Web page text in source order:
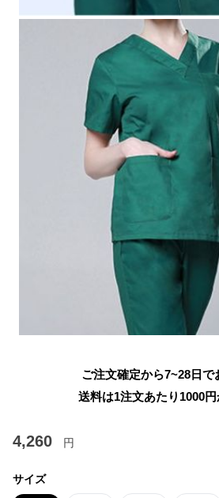
ご注文確定から7~28日で
送料は1注文あたり 1000
4,260 円
サイズ